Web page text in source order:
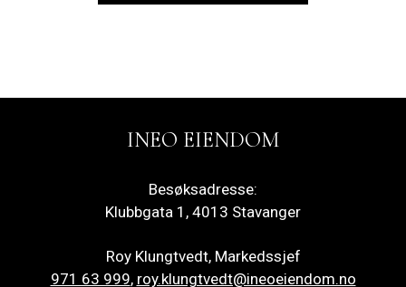
INEO EIENDOM
Besøksadresse:
Klubbgata 1, 4013 Stavanger
Roy Klungtvedt, Markedssjef
971 63 999, roy.klungtvedt@ineoeiendom.no